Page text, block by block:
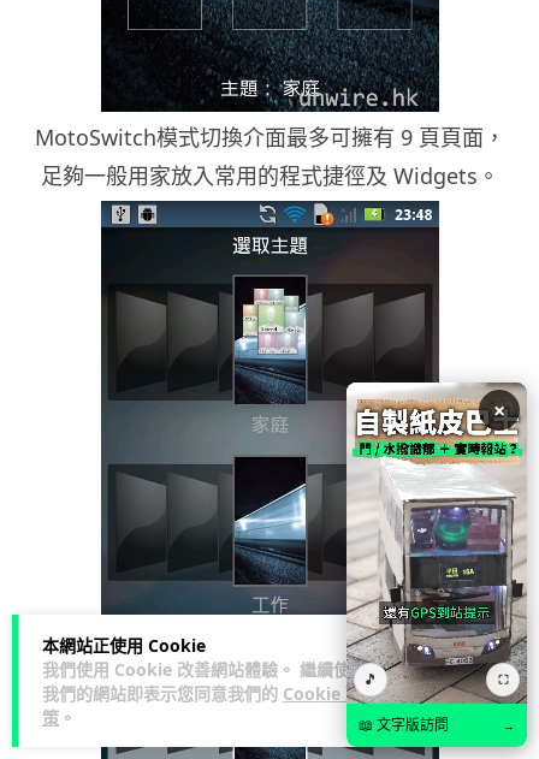
本網站正使用 Cookie
我們使用 Cookie 改善網站體驗。 繼續使用
我們的網站即表示您同意我們的 Cookie 政
策 。
MotoSwitch模式切換介面最多可擁有 9 頁頁面，
足夠一般用家放入常用的程式捷徑及 Widgets。
×
🎵 ⛶
📖 文字版訪問 →